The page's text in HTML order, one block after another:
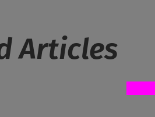
Articles